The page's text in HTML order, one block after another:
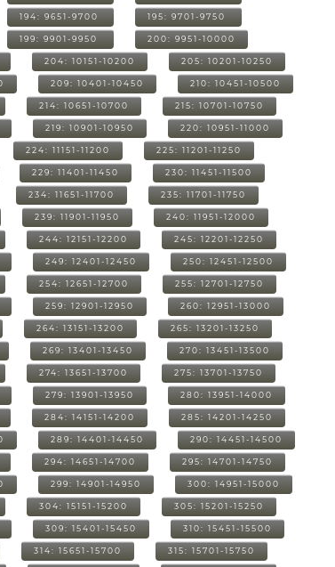
194: 9651-9700 195: 9701-9750
199: 9901-9950 200: 9951-10000
204: 10151-10200 205: 10201-10250
209: 10401-10450 210: 10451-10500
214: 10651-10700 215: 10701-10750
219: 10901-10950 220: 10951-11000
224: 11151-11200 225: 11201-11250
229: 11401-11450 230: 11451-11500
234: 11651-11700 235: 11701-11750
239: 11901-11950 240: 11951-12000
244: 12151-12200 245: 12201-12250
249: 12401-12450 250: 12451-12500
254: 12651-12700 255: 12701-12750
259: 12901-12950 260: 12951-13000
264: 13151-13200 265: 13201-13250
269: 13401-13450 270: 13451-13500
274: 13651-13700 275: 13701-13750
279: 13901-13950 280: 13951-14000
284: 14151-14200 285: 14201-14250
289: 14401-14450 290: 14451-14500
294: 14651-14700 295: 14701-14750
299: 14901-14950 300: 14951-15000
304: 15151-15200 305: 15201-15250
309: 15401-15450 310: 15451-15500
314: 15651-15700 315: 15701-15750